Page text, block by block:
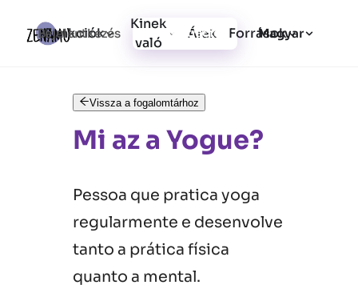
Funkciók
Kinek
való
Árak Források
Bejelentkezés Regisztráció Magyar
Vissza a fogalomtárhoz
Mi az a Yogue?
Pessoa que pratica yoga
regularmente e desenvolve
tanto a prática física
quanto a mental.